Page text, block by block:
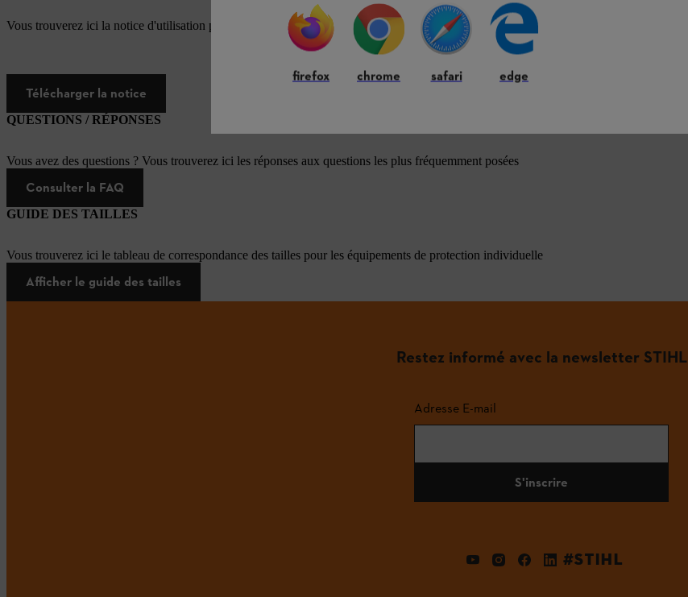
Vous trouverez ici la notice d'utilisation pour ce produit STIHL
Télécharger la notice
QUESTIONS / RÉPONSES
Vous avez des questions ? Vous trouverez ici les réponses aux questions les plus fréquemment posées
Consulter la FAQ
GUIDE DES TAILLES
Vous trouverez ici le tableau de correspondance des tailles pour les équipements de protection individuelle
Afficher le guide des tailles
Restez informé avec la newsletter STIHL
Adresse E-mail
S'inscrire
#STIHL
firefox chrome safari edge